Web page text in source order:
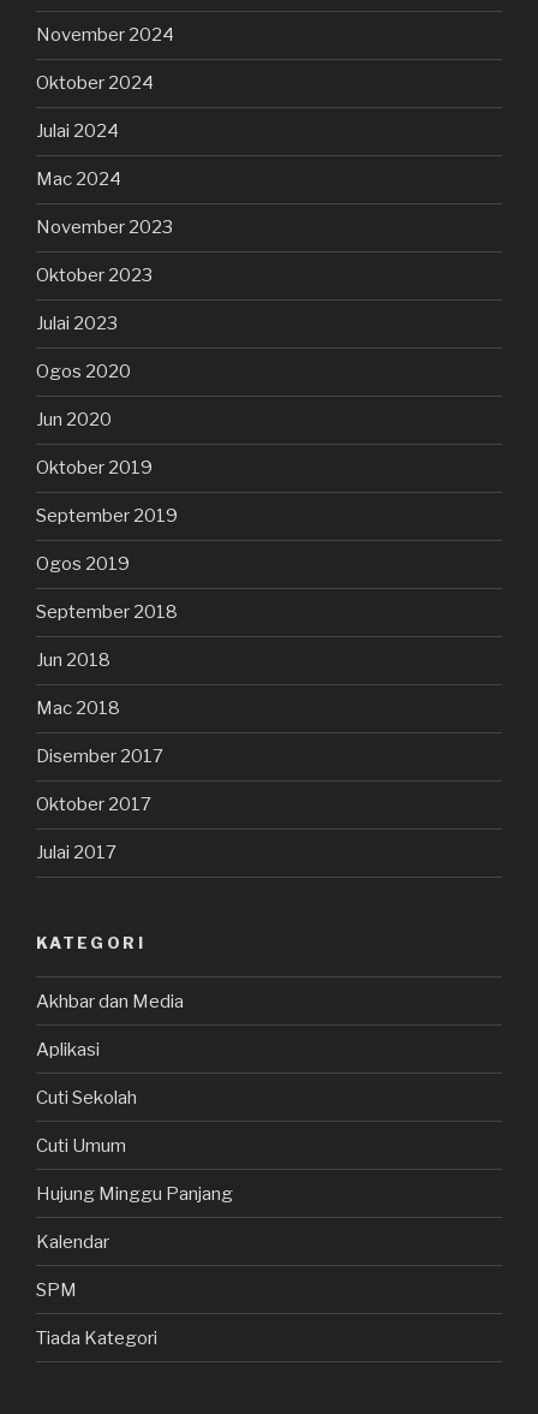
November 2024
Oktober 2024
Julai 2024
Mac 2024
November 2023
Oktober 2023
Julai 2023
Ogos 2020
Jun 2020
Oktober 2019
September 2019
Ogos 2019
September 2018
Jun 2018
Mac 2018
Disember 2017
Oktober 2017
Julai 2017
KATEGORI
Akhbar dan Media
Aplikasi
Cuti Sekolah
Cuti Umum
Hujung Minggu Panjang
Kalendar
SPM
Tiada Kategori